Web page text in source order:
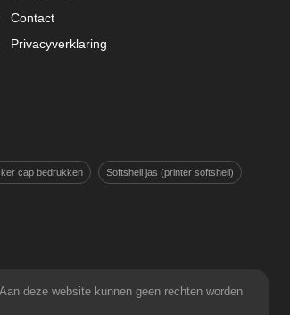
Contact
Privacyverklaring
cap bedrukken Softshell jas (printer softshell)
deze website kunnen geen rechten worden